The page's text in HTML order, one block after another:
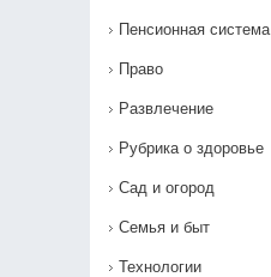
Пенсионная система
Право
Развлечение
Рубрика о здоровье
Сад и огород
Семья и быт
Технологии